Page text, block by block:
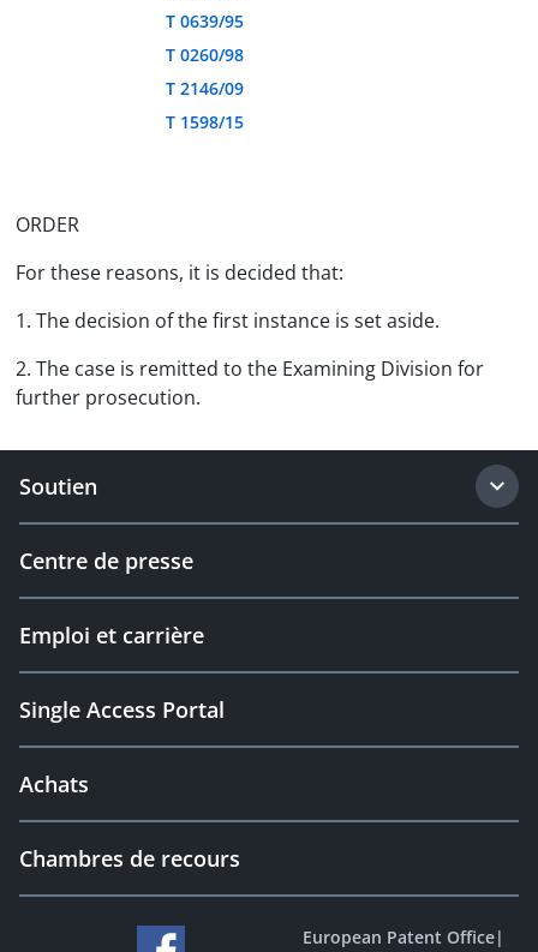
T 0639/95
T 0260/98
T 2146/09
T 1598/15
ORDER
For these reasons, it is decided that:
1. The decision of the first instance is set aside.
2. The case is remitted to the Examining Division for
further prosecution.
Soutien
Centre de presse
Emploi et carrière
Single Access Portal
Achats
Chambres de recours
European Patent Office|